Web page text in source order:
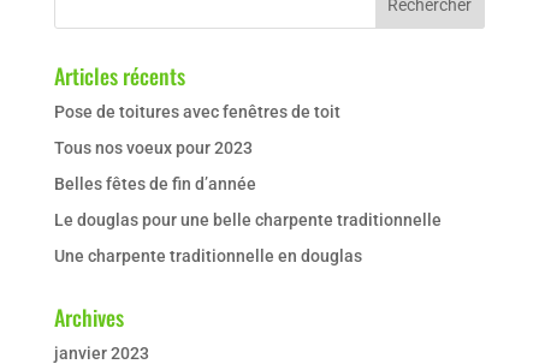
Articles récents
Pose de toitures avec fenêtres de toit
Tous nos voeux pour 2023
Belles fêtes de fin d’année
Le douglas pour une belle charpente traditionnelle
Une charpente traditionnelle en douglas
Archives
janvier 2023